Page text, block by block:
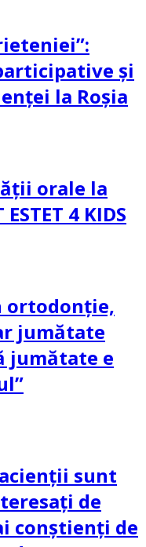
și
la Roșia
orale la
4 KIDS
ortodonție,
jumătate
jumătate e
sunt
de
conștienți de